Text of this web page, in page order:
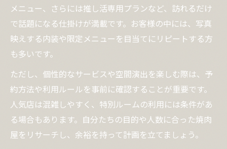
メニュー、さらには推し活専用プランなど、訪れるだけ
で話題になる仕掛けが満載です。お客様の中には、写真
映えする内装や限定メニューを目当てにリピートする方
も多いです。
ただし、個性的なサービスや空間演出を楽しむ際は、予
約方法や利用ルールを事前に確認することが重要です。
人気店は混雑しやすく、特別ルームの利用には条件があ
る場合もあります。自分たちの目的や人数に合った焼肉
屋をリサーチし、余裕を持って計画を立てましょう。